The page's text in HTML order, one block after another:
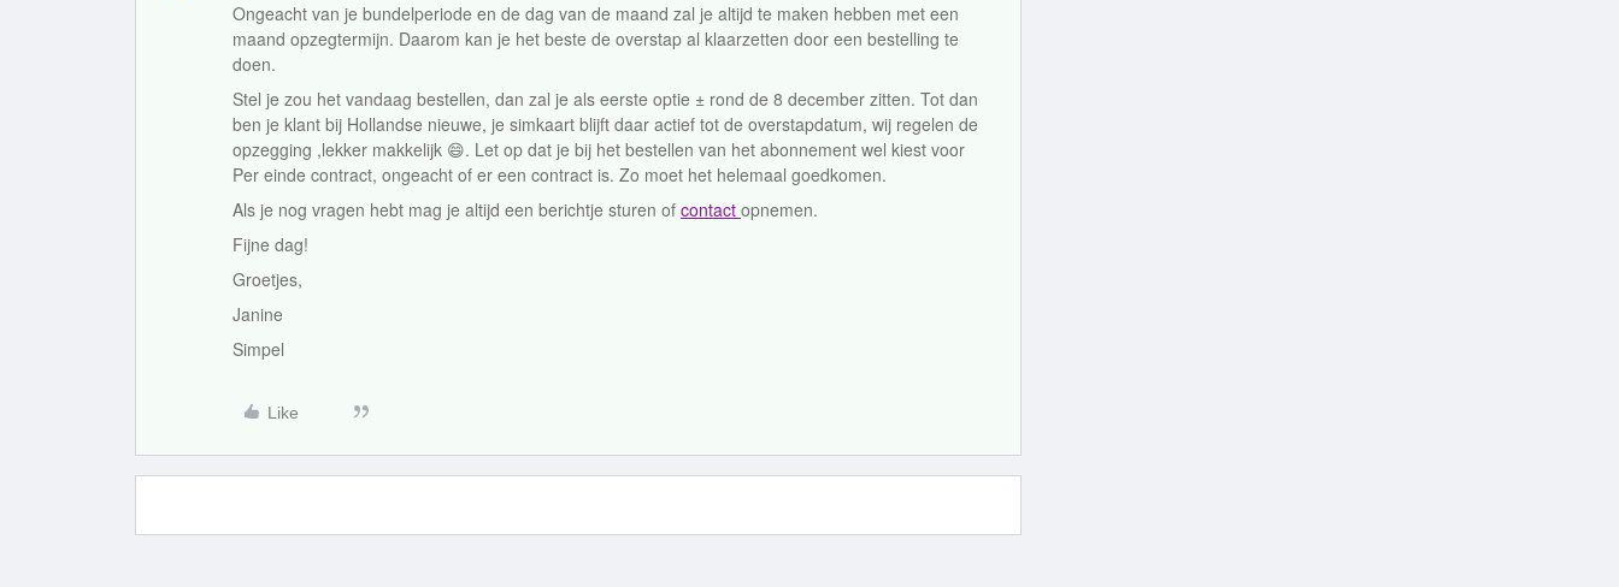
Ongeacht van je bundelperiode en de dag van de maand zal je altijd te maken hebben met een
maand opzegtermijn. Daarom kan je het beste de overstap al klaarzetten door een bestelling te
doen.
Stel je zou het vandaag bestellen, dan zal je als eerste optie ± rond de 8 december zitten. Tot dan
ben je klant bij Hollandse nieuwe, je simkaart blijft daar actief tot de overstapdatum, wij regelen de
opzegging ,lekker makkelijk 😄. Let op dat je bij het bestellen van het abonnement wel kiest voor
Per einde contract, ongeacht of er een contract is. Zo moet het helemaal goedkomen.
Als je nog vragen hebt mag je altijd een berichtje sturen of contact opnemen.
Fijne dag!
Groetjes,
Janine
Simpel
Like